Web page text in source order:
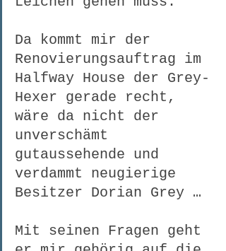
Da kommt mir der
Renovierungsauftrag im
Halfway House der Grey-
Hexer gerade recht,
wäre da nicht der
unverschämt
gutaussehende und
verdammt neugierige
Besitzer Dorian Grey …
Mit seinen Fragen geht